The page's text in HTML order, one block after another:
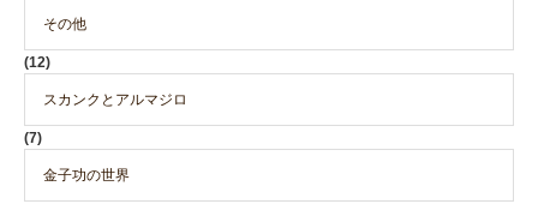
その他
(12)
スカンクとアルマジロ
(7)
金子功の世界